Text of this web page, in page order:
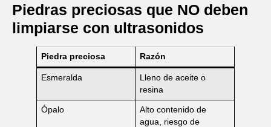
Piedras preciosas que NO deben
limpiarse con ultrasonidos
Piedra preciosa Razón
Esmeralda
Lleno de aceite o
resina
Ópalo
Alto contenido de
agua, riesgo de